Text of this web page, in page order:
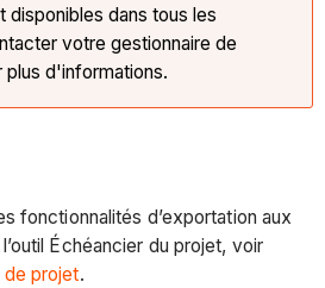
disponibles dans tous les
votre gestionnaire de
d'informations.
fonctionnalités d’exportation aux
Échéancier du projet, voir
de projet.